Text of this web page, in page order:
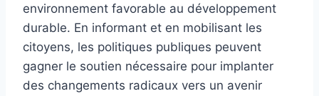
environnement favorable au développement
durable. En informant et en mobilisant les
citoyens, les politiques publiques peuvent
gagner le soutien nécessaire pour implanter
des changements radicaux vers un avenir